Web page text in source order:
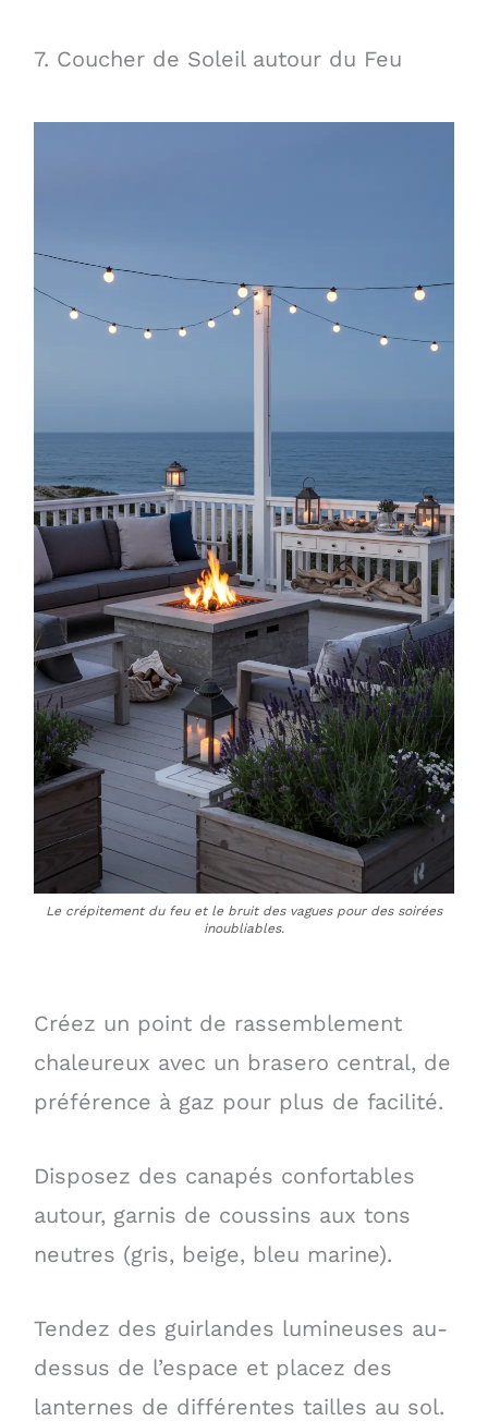
7. Coucher de Soleil autour du Feu
Le crépitement du feu et le bruit des vagues pour des soirées
inoubliables.
Créez un point de rassemblement
chaleureux avec un brasero central, de
préférence à gaz pour plus de facilité.
Disposez des canapés confortables
autour, garnis de coussins aux tons
neutres (gris, beige, bleu marine).
Tendez des guirlandes lumineuses au-
dessus de l’espace et placez des
lanternes de différentes tailles au sol.